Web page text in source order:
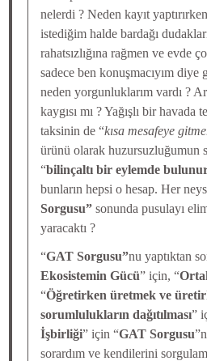
nelerdi ? Neden kayıt
istediğim halde bardağı
rahatsızlığına rağmen ve evde
sadece ben konuşmacıyım
neden yorgunluklarım vardı ?
kaygısı mı ? Yağışlı bir
taksinin de “kısa mesafeye
ürünü olarak huzursuzluğumun
“bilinçaltı bir eylemde
bunların hepsi o hesap. Her
Sorgusu” sonunda pusulayı
yaracaktı ?
“GAT Sorgusu”nu yaptıktan
Ekosistemin Gücü” için, “
“Öğretirken üretmek ve
sorumlulukların dağıtılması”
İşbirliği” için “GAT Sorgusu
sorardım ve kendilerini